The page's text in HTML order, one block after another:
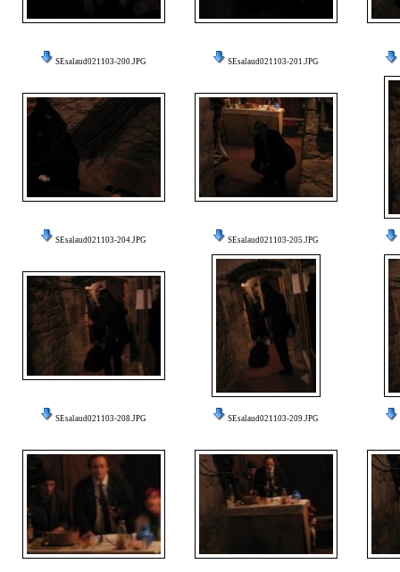
SEsalaud021103-200.JPG SEsalaud021103-201.JPG
SEsalaud021103-204.JPG SEsalaud021103-205.JPG
SEsalaud021103-208.JPG SEsalaud021103-209.JPG